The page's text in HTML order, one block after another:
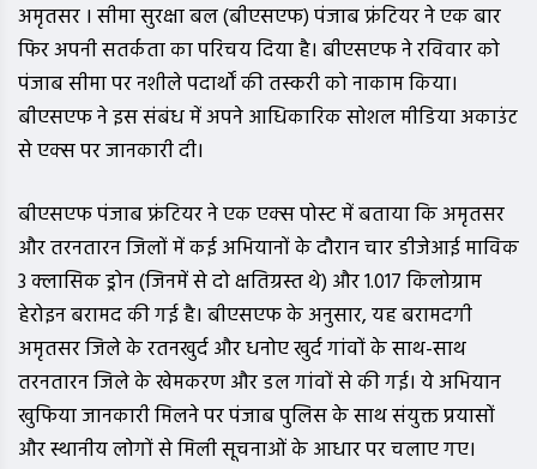
अमृतसर । सीमा सुरक्षा बल (बीएसएफ) पंजाब फ्रंटियर ने एक बार
फिर अपनी सतर्कता का परिचय दिया है। बीएसएफ ने रविवार को
पंजाब सीमा पर नशीले पदार्थों की तस्करी को नाकाम किया।
बीएसएफ ने इस संबंध में अपने आधिकारिक सोशल मीडिया अकाउंट
से एक्स पर जानकारी दी।
बीएसएफ पंजाब फ्रंटियर ने एक एक्स पोस्ट में बताया कि अमृतसर
और तरनतारन जिलों में कई अभियानों के दौरान चार डीजेआई माविक
3 क्लासिक ड्रोन (जिनमें से दो क्षतिग्रस्त थे) और 1.017 किलोग्राम
हेरोइन बरामद की गई है। बीएसएफ के अनुसार, यह बरामदगी
अमृतसर जिले के रतनखुर्द और धनोए खुर्द गांवों के साथ-साथ
तरनतारन जिले के खेमकरण और डल गांवों से की गई। ये अभियान
खुफिया जानकारी मिलने पर पंजाब पुलिस के साथ संयुक्त प्रयासों
और स्थानीय लोगों से मिली सूचनाओं के आधार पर चलाए गए।